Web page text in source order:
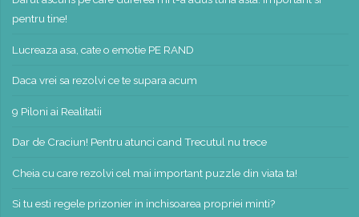
pentru tine!
Lucreaza asa, cate o emotie PE RAND
Daca vrei sa rezolvi ce te supara acum
9 Piloni ai Realitatii
Dar de Craciun! Pentru atunci cand Trecutul nu trece
Cheia cu care rezolvi cel mai important puzzle din viata ta!
Si tu esti regele prizonier in inchisoarea propriei minti?